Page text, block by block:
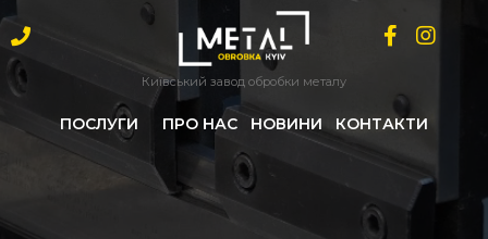
Перейти
до
вмісту
Київський завод обробки металу
ПОСЛУГИ ПРО НАС НОВИНИ КОНТАКТИ